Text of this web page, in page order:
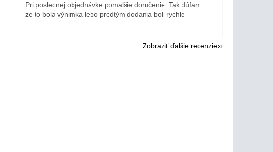
Pri poslednej objednávke pomalšie doručenie. Tak dúfam
ze to bola výnimka lebo predtým dodania boli rychle
Zobraziť ďalšie recenzie